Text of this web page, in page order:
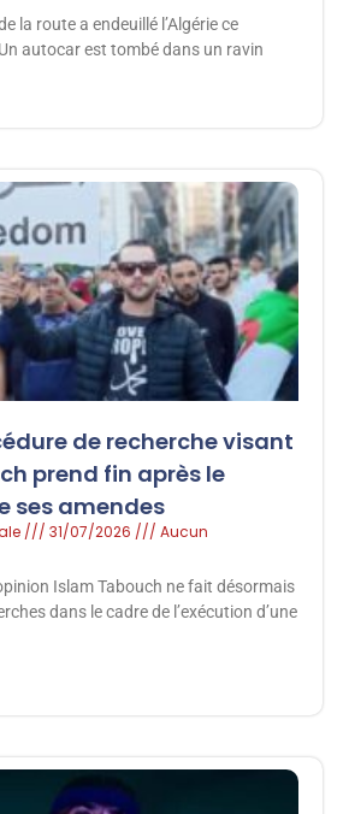
la route a endeuillé l’Algérie ce
autocar est tombé dans un ravin
de recherche visant
prend fin après le
ses amendes
31/07/2026
Aucun
Islam Tabouch ne fait désormais
dans le cadre de l’exécution d’une